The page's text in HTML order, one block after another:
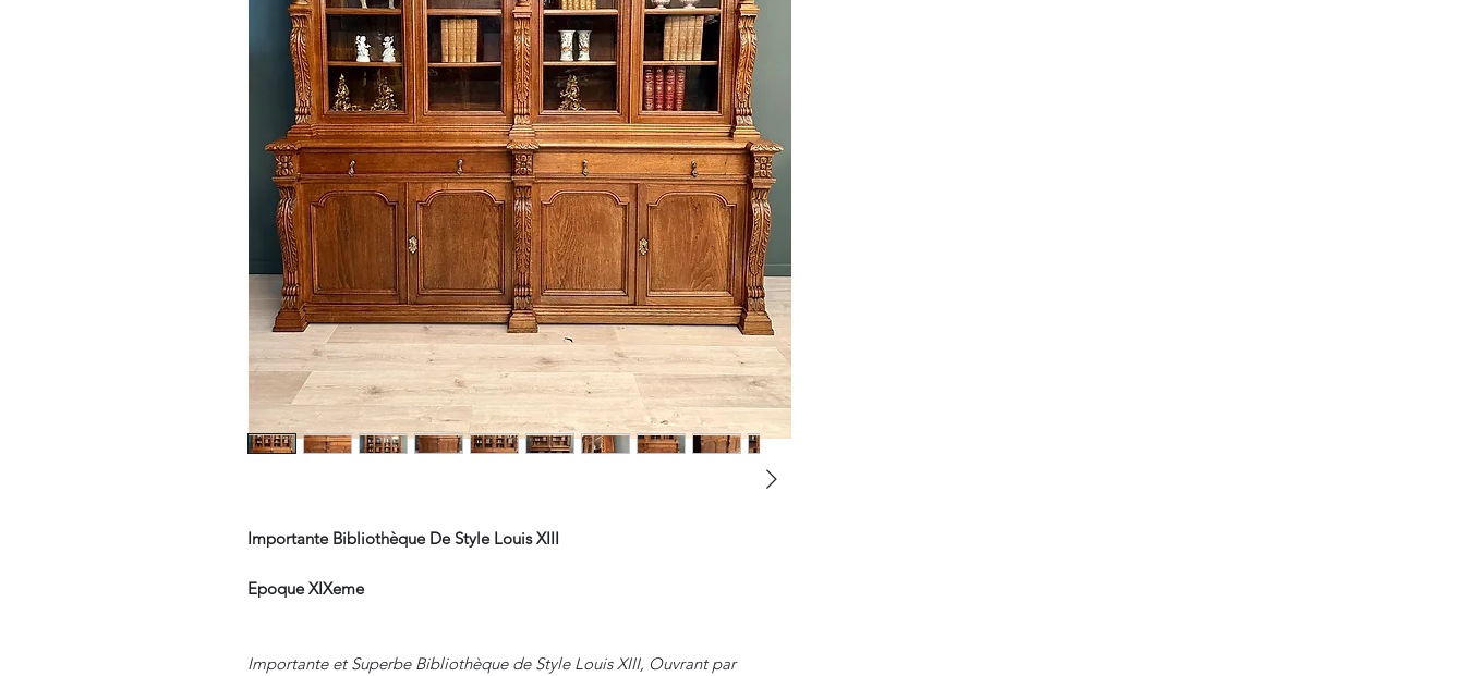
Importante Bibliothèque De Style Louis XIII
Epoque XIXeme
Importante et Superbe Bibliothèque de Style Louis XIII, Ouvrant par